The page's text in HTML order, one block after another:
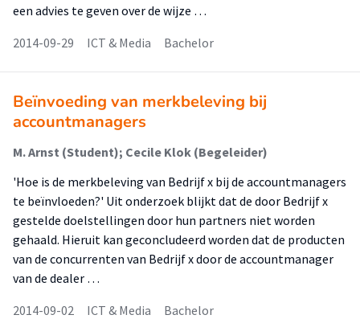
een advies te geven over de wijze …
2014-09-29
ICT & Media Bachelor
Beïnvoeding van merkbeleving bij
accountmanagers
M. Arnst (Student); Cecile Klok (Begeleider)
'Hoe is de merkbeleving van Bedrijf x bij de accountmanagers
te beïnvloeden?' Uit onderzoek blijkt dat de door Bedrijf x
gestelde doelstellingen door hun partners niet worden
gehaald. Hieruit kan geconcludeerd worden dat de producten
van de concurrenten van Bedrijf x door de accountmanager
van de dealer …
2014-09-02
ICT & Media Bachelor